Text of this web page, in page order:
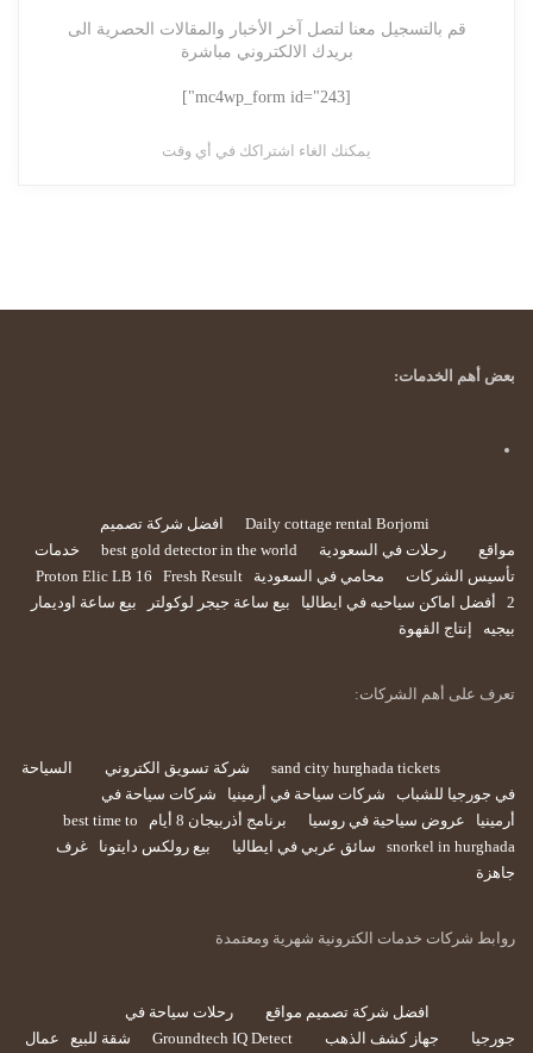
قم بالتسجيل معنا لتصل آخر الأخبار والمقالات الحصرية الى
بريدك الالكتروني مباشرة
[mc4wp_form id="243"]
يمكنك الغاء اشتراكك في أي وقت
بعض أهم الخدمات:
Daily cottage rental Borjomi
افضل شركة تصميم
مواقع
رحلات في السعودية best gold detector in the world
خدمات
تأسيس الشركات
محامي في السعودية Proton Elic LB 16
Fresh Result
2
أفضل اماكن سياحيه في ايطاليا بيع ساعة جيجر لوكولتر
بيع ساعة اوديمار
بيجيه
إنتاج القهوة
تعرف على أهم الشركات:
sand city hurghada tickets شركة تسويق الكتروني
السياحة
في جورجيا للشباب
شركات سياحة في أرمينيا
شركات سياحة في
أرمينيا
عروض سياحية في روسيا برنامج أذربيجان 8 أيام
best time to
snorkel in hurghada
سائق عربي في ايطاليا بيع رولكس دايتونا
غرف
جاهزة
روابط شركات خدمات الكترونية شهرية ومعتمدة
افضل شركة تصميم مواقع
رحلات سياحة في
جورجيا
جهاز كشف الذهب Groundtech IQ Detect شقة للبيع عمال